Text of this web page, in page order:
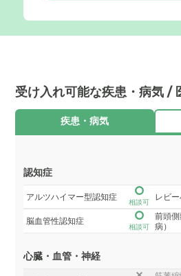
受け入れ可能な疾患・病気 /
疾患・病気
認知症
アルツハイマー型認知症
相談可
レビ
脳血管性認知症
相談可
前頭
病）
心臓・血管・神経